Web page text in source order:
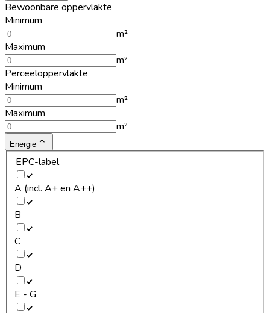
Bewoonbare oppervlakte
Minimum
m²
Maximum
m²
Perceeloppervlakte
Minimum
m²
Maximum
m²
Energie
EPC-label
A (incl. A+ en A++)
B
C
D
E - G